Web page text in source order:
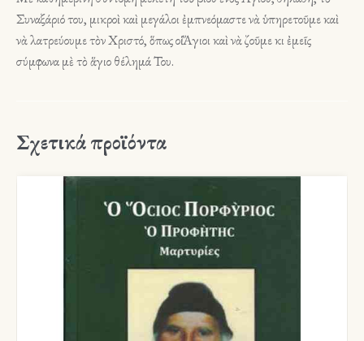
Συναξάριό του, μικροὶ καὶ μεγάλοι ἐμπνεόμαστε νὰ ὑπηρετοῦμε καὶ
νὰ λατρεύουμε τὸν Χριστό, ὅπως οἱ Ἅγιοι καὶ νὰ ζοῦμε κι ἐμεῖς
σύμφωνα μὲ τὸ ἅγιο θέλημά Του.
Σχετικά προϊόντα